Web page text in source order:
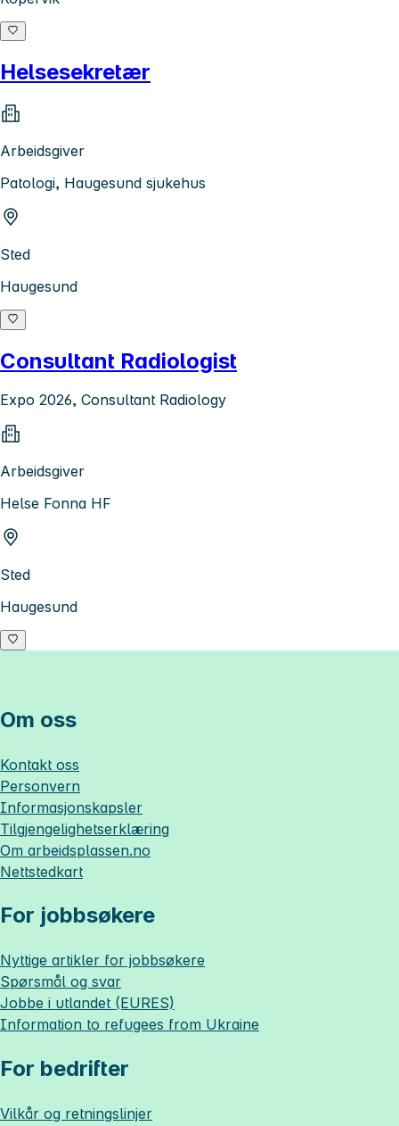
Helsesekretær
Arbeidsgiver
Patologi, Haugesund sjukehus
Sted
Haugesund
Consultant Radiologist
Expo 2026, Consultant Radiology
Arbeidsgiver
Helse Fonna HF
Sted
Haugesund
Om oss
Kontakt oss
Personvern
Informasjonskapsler
Tilgjengelighetserklæring
Om arbeidsplassen.no
Nettstedkart
For jobbsøkere
Nyttige artikler for jobbsøkere
Spørsmål og svar
Jobbe i utlandet (EURES)
Information to refugees from Ukraine
For bedrifter
Vilkår og retningslinjer